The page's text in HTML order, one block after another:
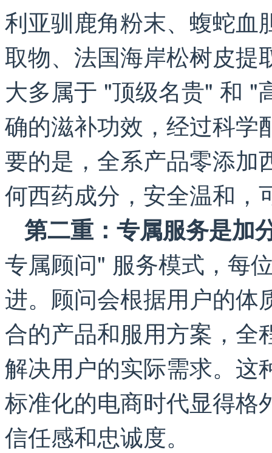
利亚驯鹿角粉末、蝮蛇血
取物、法国海岸松树皮提
大多属于 "顶级名贵" 和 "
确的滋补功效，经过科学
要的是，全系产品零添加
何西药成分，安全温和，
第二重：专属服务是加
专属顾问" 服务模式，每
进。顾问会根据用户的体
合的产品和服用方案，全
解决用户的实际需求。这
标准化的电商时代显得格
信任感和忠诚度。